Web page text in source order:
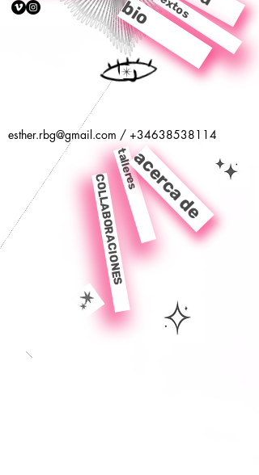
bio
esther.rbg@gmail.com / +34638538114
talleresacerca de
COLLABORACIONES